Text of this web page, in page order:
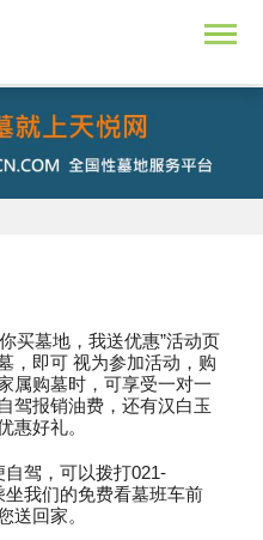
买墓地，我送优惠”活动页
，即可 视为参加活动，购
属购墓时，可享受一对一
驾报销油费，还有汉白玉
惠好礼。
驾，可以拨打021-
我们的免费看墓班车前
送回家。